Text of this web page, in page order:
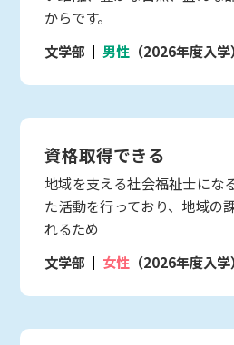
からです。
文学部
男性 （2026年度入学）
資格取得できる
地域を支える社会福祉士にな
た活動を行っており、地域の
れるため
文学部
女性 （2026年度入学）